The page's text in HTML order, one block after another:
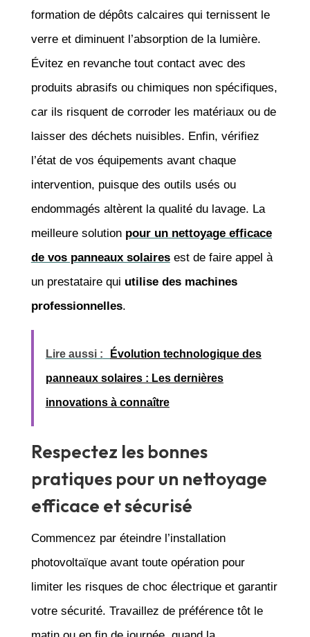
formation de dépôts calcaires qui ternissent le
verre et diminuent l’absorption de la lumière.
Évitez en revanche tout contact avec des
produits abrasifs ou chimiques non spécifiques,
car ils risquent de corroder les matériaux ou de
laisser des déchets nuisibles. Enfin, vérifiez
l’état de vos équipements avant chaque
intervention, puisque des outils usés ou
endommagés altèrent la qualité du lavage. La
meilleure solution pour un nettoyage efficace
de vos panneaux solairesest de faire appel à
un prestataire qui utilise des machines
professionnelles.
Lire aussi : Évolution technologique des
panneaux solaires : Les dernières
innovations à connaître
Respectez les bonnes
pratiques pour un nettoyage
efficace et sécurisé
Commencez par éteindre l’installation
photovoltaïque avant toute opération pour
limiter les risques de choc électrique et garantir
votre sécurité. Travaillez de préférence tôt le